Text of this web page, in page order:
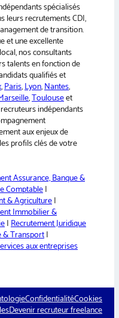
spécialisés
leurs recrutements CDI,
de transition.
et une excellente
nos consultants
talents en fonction de
qualifiés et
,Paris,Lyon,Nantes,
,Toulouseet
indépendants
aux enjeux de
profils clés de votre
Assurance, Banque &
Comptable|
& Agriculture|
Immobilier &
|Recrutement Juridique
& Transport|
aux entreprises
ConfidentialitéCookies
Devenir recruteur freelance